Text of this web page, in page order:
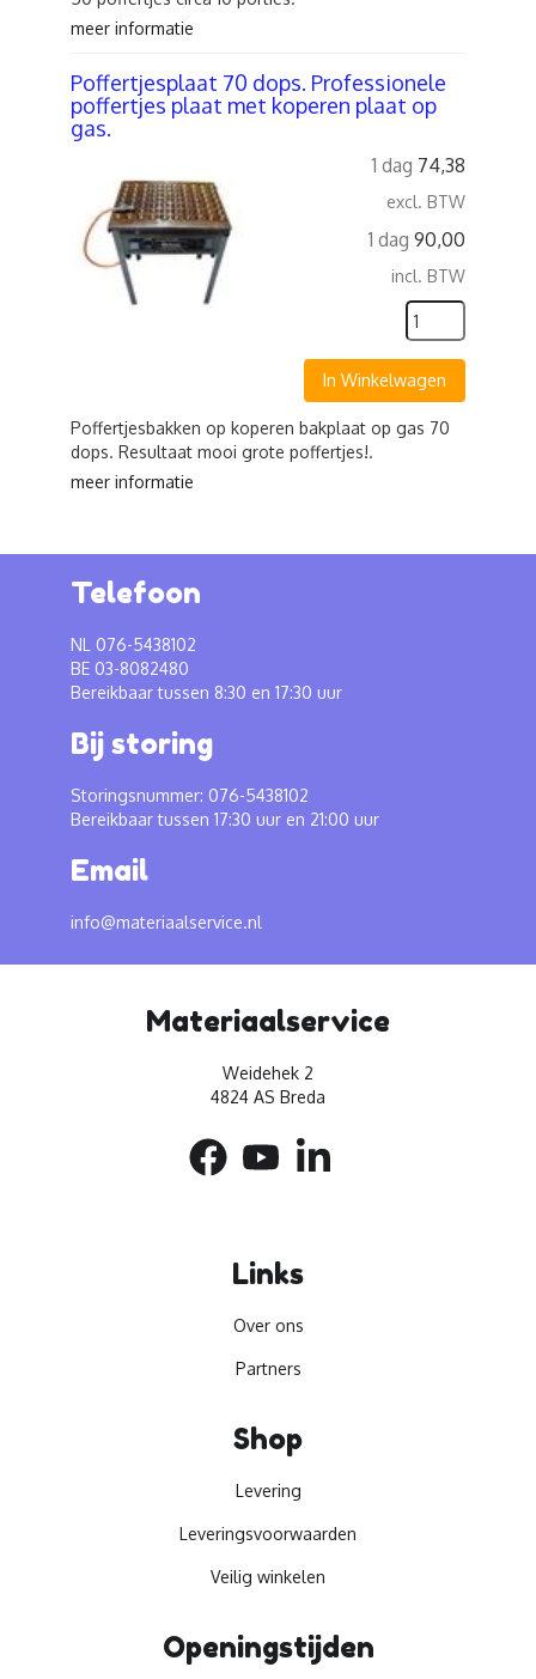
meer informatie
Poffertjesplaat 70 dops. Professionele
poffertjes plaat met koperen plaat op
gas.
1 dag 74,38
excl. BTW
1 dag 90,00
incl. BTW
In Winkelwagen
Poffertjesbakken op koperen bakplaat op gas 70
dops. Resultaat mooi grote poffertjes!.
meer informatie
Telefoon
NL 076-5438102
BE 03-8082480
Bereikbaar tussen 8:30 en 17:30 uur
Bij storing
Storingsnummer: 076-5438102
Bereikbaar tussen 17:30 uur en 21:00 uur
Email
info@materiaalservice.nl
Materiaalservice
Weidehek 2
4824 AS Breda
Links
Over ons
Partners
Shop
Levering
Leveringsvoorwaarden
Veilig winkelen
Openingstijden